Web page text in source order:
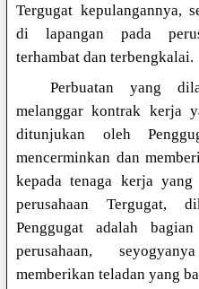
Tergugat kepulangannya,
di lapangan pada
terhambat dan terbengkalai.
Perbuatan yang
melanggar kontrak kerja
ditunjukan oleh
mencerminkan dan
kepada tenaga kerja
perusahaan Tergugat,
Penggugat adalah
perusahaan,
memberikan teladan yang